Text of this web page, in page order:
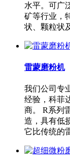
水平。可广
矿等行业，
状、颗粒状
雷蒙磨粉机
我们公司专
经验，科菲
商。 R系列
造，具有低
它比传统的